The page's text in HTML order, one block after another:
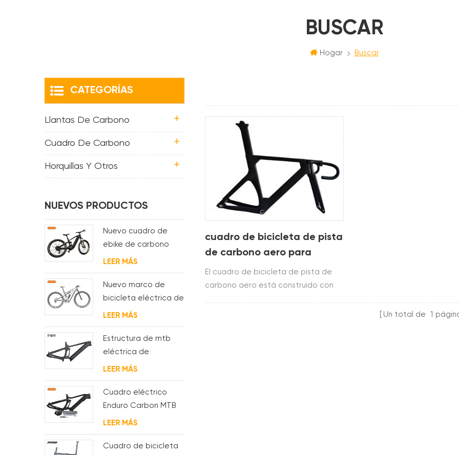
BUSCAR
Hogar Buscar
cuadro de bicicleta de pista
de carbono aero para
sistema bsa
El cuadro de bicicleta de pista de
carbono aero está construido con
Un total de 1
CATEGORÍAS
Llantas De Carbono
Cuadro De Carbono
Horquillas Y Otros
NUEVOS PRODUCTOS
Nuevo cuadro de
ebike de carbono
con motor bafang
M620 de suspensión
completa para MTB y
fat bike
LEER MÁS
Nuevo marco de
bicicleta eléctrica de
suspensión completa
BAFANG G510 de
molde
LEER MÁS
Estructura de mtb
eléctrica de
suspensión con
enrutamiento de
cables
completamente
interno
LEER MÁS
Cuadro eléctrico
Enduro Carbon MTB
con suspensión
completa
LEER MÁS
Cuadro de bicicleta